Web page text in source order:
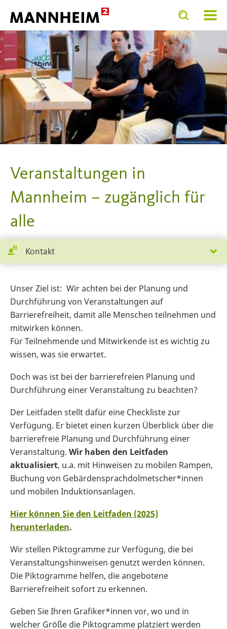
Toggle
search
input
form
Toggle
search
input
Veranstaltungen in
Mannheim – zugänglich für
alle
Kontakt
Unser Ziel ist: Wir achten bei der Planung und
Durchführung von Veranstaltungen auf
Barrierefreiheit, damit alle Menschen teilnehmen und
mitwirken können.
Für Teilnehmende und Mitwirkende ist es wichtig zu
wissen, was sie erwartet.
Doch was ist bei der barrierefreien Planung und
Durchführung einer Veranstaltung zu beachten?
Der Leitfaden stellt dafür eine Checkliste zur
Verfügung. Er bietet einen kurzen Überblick über die
barrierefreie Planung und Durchführung einer
Veranstaltung. Wir haben den Leitfaden
aktualisiert, u.a. mit Hinweisen zu mobilen Rampen,
Buchung von Gebärdensprachdolmetscher*innen
und mobilen Induktionsanlagen.
Hier können Sie den Leitfaden (2025)
herunterladen.
Wir stellen Piktogramme zur Verfügung, die bei
Veranstaltungshinweisen genutzt werden können.
Die Piktogramme helfen, die angebotene
Barrierefreiheit sofort zu erkennen.
Geben Sie Ihren Grafiker*innen vor, wo und in
welcher Größe die Piktogramme platziert werden